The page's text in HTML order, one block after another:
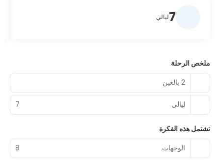
7ليالي
ملخص الرحلة
2 بالغين
ليالي 7
تشتمل هذه الفكرة
الوجهات
8